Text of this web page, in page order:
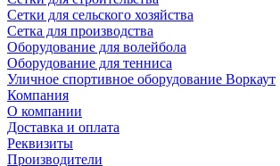
Сетки для сельского хозяйства
Сетка для производства
Оборудование для волейбола
Оборудование для тенниса
Уличное спортивное оборудование Воркаут
Компания
О компании
Доставка и оплата
Реквизиты
Производители